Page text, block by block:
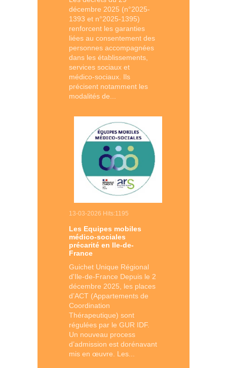
décembre 2025 (n°2025-
1393 et n°2025-1395)
renforcent les garanties
liées au consentement des
personnes accompagnées
dans les établissements,
services sociaux et
médico-sociaux. Ils
précisent notamment les
modalités de...
13-03-2026 Hits:1195
Les Equipes mobiles
médico-sociales
précarité en Ile-de-
France
Guichet Unique Régional
d'Ile-de-France Depuis le 2
décembre 2025, les places
d’ACT (Appartements de
Coordination
Thérapeutique) sont
régulées par le GUR IDF.
Un nouveau process
d’admission est dorénavant
mis en œuvre. Les...